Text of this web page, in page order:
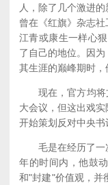
人，除了几个激进
曾在《红旗》杂志
江青或康生一样心
了自己的地位。因
其生涯的巅峰期时，
现在，官方均将
大会议，但这出戏
开始策划反对中央书
毛是在经历了一
年的时间内，他鼓
和"封建"价值观，并